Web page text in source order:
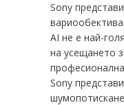
Sony
AI не е най-
на усещането
Sony